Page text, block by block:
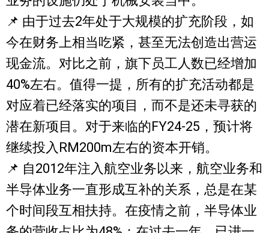
📌 由于过去2年处于大规模的扩充阶段，如
今在财务上相当吃紧，甚至无法创造出营运
现金流。对比之前，旗下员工人数已经增加
40%左右。值得一提，所有的扩充活动都是
对应着已经落实的项目，而不是还未寻获的
潜在新项目。对于来临的FY24-25，预计将
继续投入RM200m左右的资本开销。
📌 自2012年注入航空业务以来，航空业务和
半导体业务一直形成互补的关系，总是在某
个时间段互相扶持。在疫情之前，半导体业